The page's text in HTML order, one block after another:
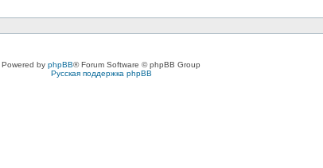
Powered by phpBB® Forum Software © phpBB Group
Русская поддержка phpBB